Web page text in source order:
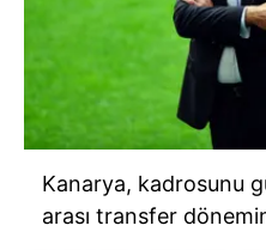
Kanarya, kadrosunu
arası transfer